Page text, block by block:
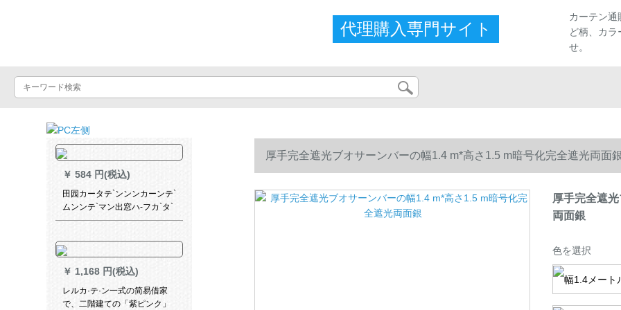
代理購入専門サイト
カーテン通
ど柄、カ
せ。
￥ 584 円(税込)
田园カータテ`ンンンカーンテ`
ムンンテ`マン出窓ハ-フカ`タ`
テ`ン半遮光寝室ベランダビg
リングリングリプ.黄フ3.5枚*2
高1枚
￥ 1,168 円(税込)
レルカ·テ·ン一式の简易借家
で、二階建ての「紫ピンク」
厚手完全遮光ブオサーンバーの幅1.4 m*高さ1.5 m暗号化完全遮光両面
厚手完全遮
両面銀
色を選択